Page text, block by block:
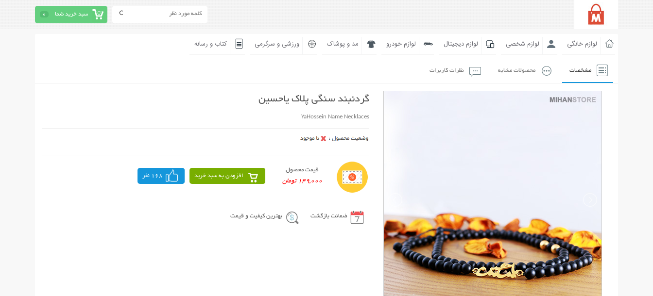
سبد خرید شما 0
لوازم خانگی لوازم شخصی لوازم دیجیتال لوازم خودرو مد و پوشاک ورزشی و سرگرمی کتاب و رسانه
مشخصات محصولات مشابه نظرات کاربرات
گردنبند سنگی پلاک یاحسین
YaHossein Name Necklaces
قیمت محصول
149,000 تومان
افزودن به سبد خرید 168 نفر
ضمانت بازگشت بهترین کیفیت و قیمت